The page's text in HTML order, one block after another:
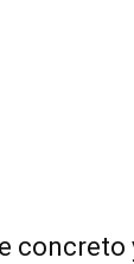
concreto